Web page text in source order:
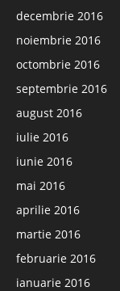
decembrie 2016
noiembrie 2016
octombrie 2016
septembrie 2016
august 2016
iulie 2016
iunie 2016
mai 2016
aprilie 2016
martie 2016
februarie 2016
ianuarie 2016